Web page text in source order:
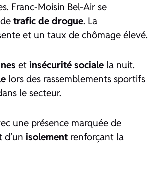
Franc-Moisin Bel-Air se
trafic de drogue. La
et un taux de chômage élevé.
et insécurité sociale la nuit.
lors des rassemblements sportifs
le secteur.
une présence marquée de
isolement renforçant la